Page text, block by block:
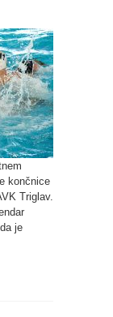
končnice
Triglav.
je